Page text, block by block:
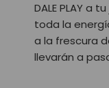
DALE PLAY a
toda la
a la frescura
llevarán a